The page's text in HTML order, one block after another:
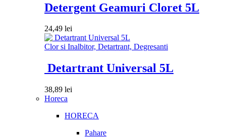
Detergent Geamuri Cloret 5L
24,49 lei
Clor si Inalbitor, Detartrant, Degresanti
Detartrant Universal 5L
38,89 lei
Horeca
HORECA
Pahare